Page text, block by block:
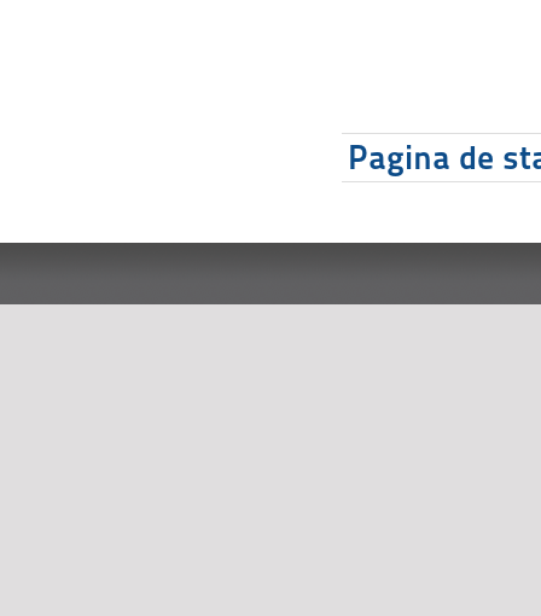
Pagina de